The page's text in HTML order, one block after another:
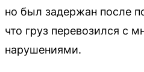
но был задержан после
что груз перевозился с
нарушениями.